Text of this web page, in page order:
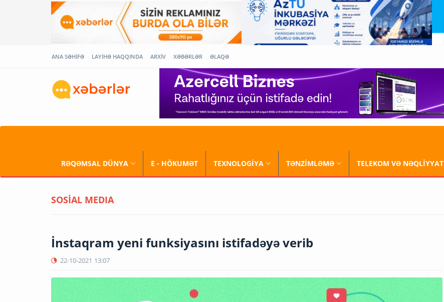
ANA SƏHİFƏ LAYİHƏ HAQQINDA ARXİV XƏBƏRLƏR ƏLAQƏ
RƏQƏMSAL DÜNYA E - HÖKUMƏT TEXNOLOGİYA TƏNZİMLƏMƏ TELEKOM VƏ NƏQLİYYAT
SOSİAL MEDIA
İnstaqram yeni funksiyasını istifadəyə verib
22-10-2021 13:07